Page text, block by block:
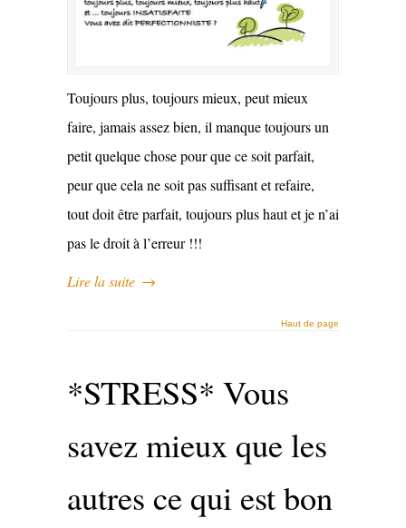
Toujours plus, toujours mieux, peut mieux
faire, jamais assez bien, il manque toujours un
petit quelque chose pour que ce soit parfait,
peur que cela ne soit pas suffisant et refaire,
tout doit être parfait, toujours plus haut et je n’ai
pas le droit à l’erreur !!!
Lire la suite →
Haut de page
*STRESS* Vous
savez mieux que les
autres ce qui est bon